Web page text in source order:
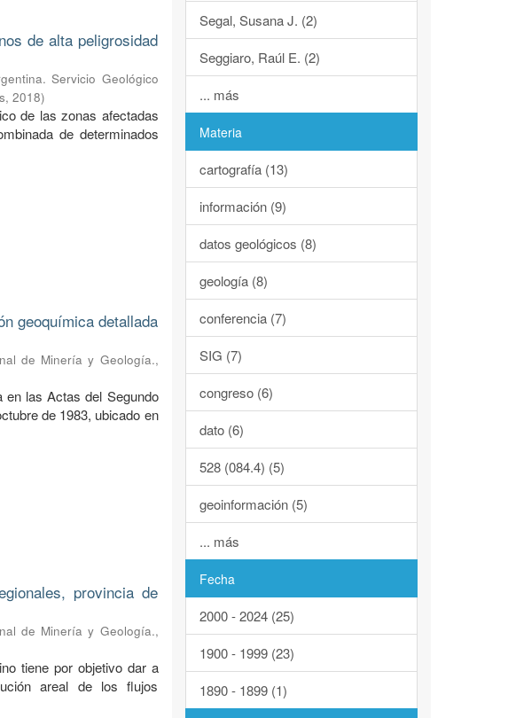
de alta peligrosidad
Servicio Geológico
,2018)
de las zonas afectadas
de determinados
geoquímica detallada
de Minería y Geología.,
en las Actas del Segundo
de 1983, ubicado en
provincia de
de Minería y Geología.,
tiene por objetivo dar a
areal de los flujos
Segal, Susana J. (2)
Seggiaro, Raúl E. (2)
... más
Materia
cartografía (13)
información (9)
datos geológicos (8)
geología (8)
conferencia (7)
SIG (7)
congreso (6)
dato (6)
528 (084.4) (5)
geoinformación (5)
... más
Fecha
2000 - 2024 (25)
1900 - 1999 (23)
1890 - 1899 (1)